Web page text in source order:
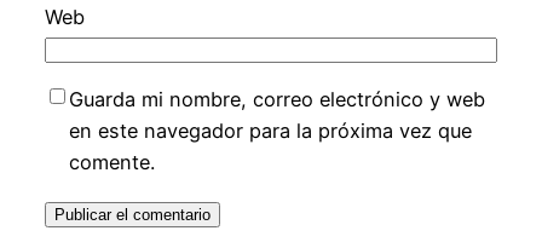
Web
Guarda mi nombre, correo electrónico y web
en este navegador para la próxima vez que
comente.